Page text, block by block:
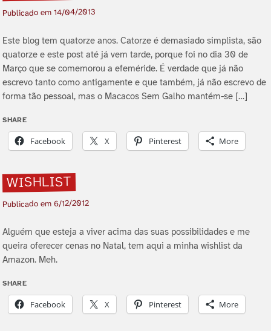
Publicado em14/04/2013
Este blog tem quatorze anos. Catorze é demasiado simplista, são
quatorze e este post até já vem tarde, porque foi no dia 30 de
Março que se comemorou a efeméride. É verdade que já não
escrevo tanto como antigamente e que também, já não escrevo de
forma tão pessoal, mas o Macacos Sem Galho mantém-se […]
SHARE
Facebook X Pinterest More
WISHLIST
Publicado em6/12/2012
Alguém que esteja a viver acima das suas possibilidades e me
queira oferecer cenas no Natal, tem aqui a minha wishlist da
Amazon. Meh.
SHARE
Facebook X Pinterest More